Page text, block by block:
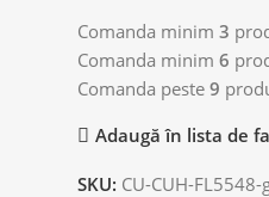
Comanda minim 3
Comanda minim 6
Comanda peste 9
Adaugă în lista de
SKU: CU-CUH-FL5548-